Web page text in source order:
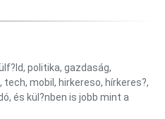
politika, gazdaság,
mobil, hirkereso, hírkeres?,
és kül?nben is jobb mint a